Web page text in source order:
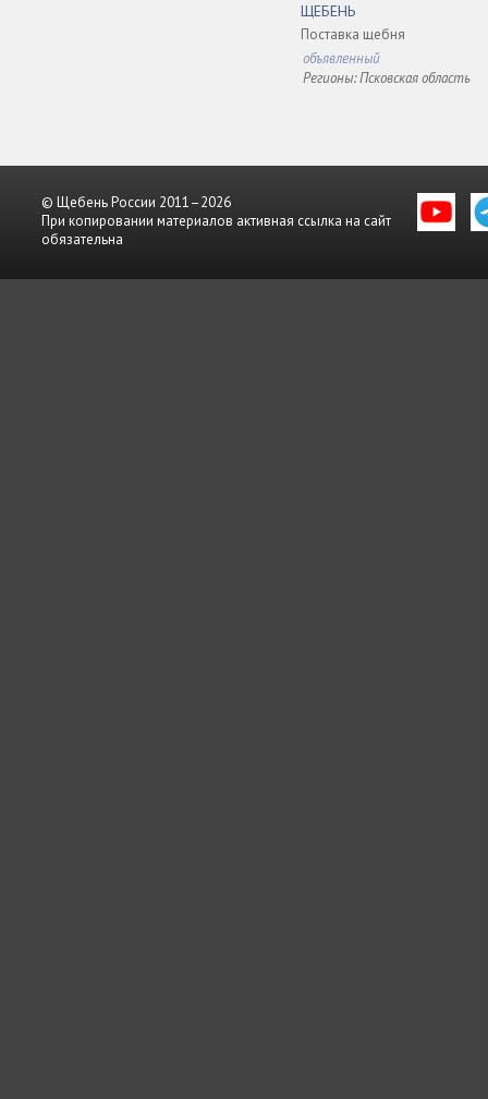
ЩЕБЕНЬ
Поставка щебня
объявленный
Регионы: Псковская область
© Щебень России 2011–2026
При копировании материалов активная ссылка на сайт
обязательна